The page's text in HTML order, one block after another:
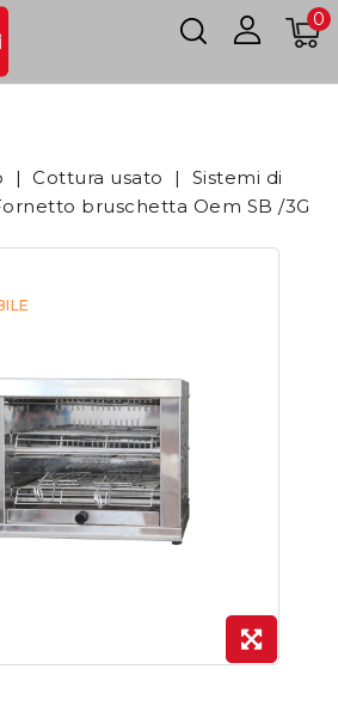
0
Cottura usato
Sistemi di
bruschetta Oem SB /3G